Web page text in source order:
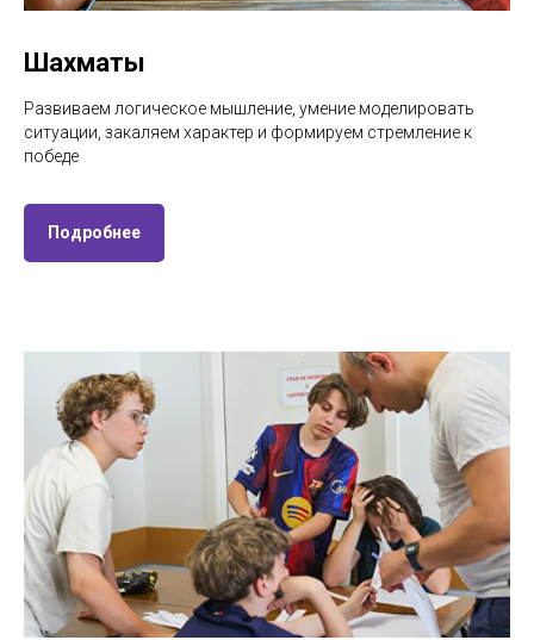
Шахматы
Развиваем логическое мышление, умение моделировать
ситуации, закаляем характер и формируем стремление к
победе
Подробнее